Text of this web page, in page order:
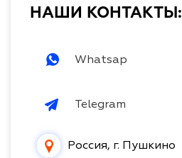
НАШИ КОНТАКТЫ:
Whatsap
Telegram
Россия, г. Пушкино